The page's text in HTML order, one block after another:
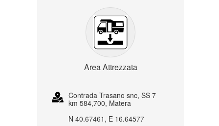
Area Attrezzata
Contrada Trasano snc, SS 7
km 584,700, Matera
N 40.67461, E 16.64577